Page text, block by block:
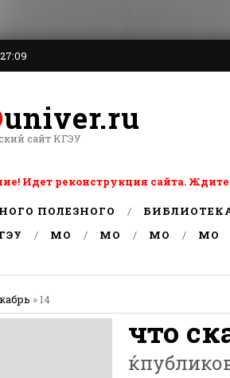
univer.ru
сайт КГЭУ
Идет реконструкция сайта. Ждите
ПОЛЕЗНОГО
MO MO MO MO
»14
что